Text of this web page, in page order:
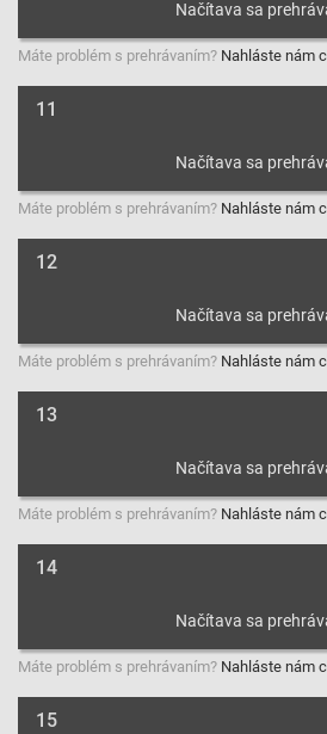
Máte problém s prehrávaním? Nahláste nám
11
Máte problém s prehrávaním? Nahláste nám
12
Máte problém s prehrávaním? Nahláste nám
13
Máte problém s prehrávaním? Nahláste nám
14
Máte problém s prehrávaním? Nahláste nám
15